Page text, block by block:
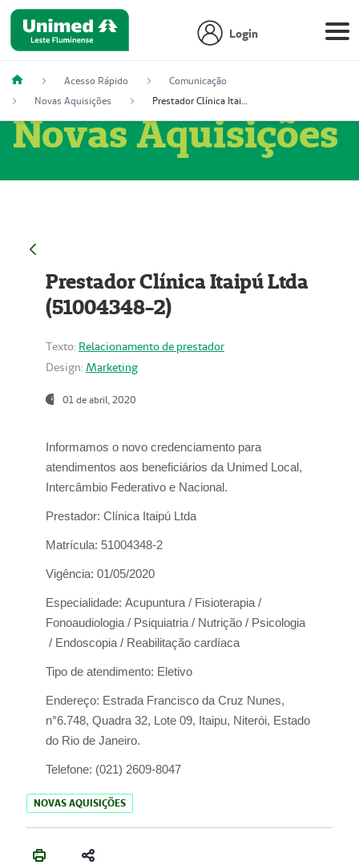
Login
Acesso Rápido
Comunicação
Novas Aquisições
Prestador Clínica Itaipú Ltda (51004348-2)
Novas Aquisições
Prestador Clínica Itaipú Ltda
(51004348-2)
Texto: Relacionamento de prestador
Design: Marketing
01 de abril, 2020
Informamos o novo credenciamento para
atendimentos aos beneficiários da Unimed Local,
Intercâmbio Federativo e Nacional.
Prestador: Clínica Itaipú Ltda
Matrícula: 51004348-2
Vigência: 01/05/2020
Especialidade: Acupuntura / Fisioterapia /
Fonoaudiologia / Psiquiatria / Nutrição / Psicologia
/ Endoscopia / Reabilitação cardíaca
Tipo de atendimento: Eletivo
Endereço: Estrada Francisco da Cruz Nunes,
n°6.748, Quadra 32, Lote 09, Itaipu, Niterói, Estado
do Rio de Janeiro.
Telefone: (021) 2609-8047
NOVAS AQUISIÇÕES